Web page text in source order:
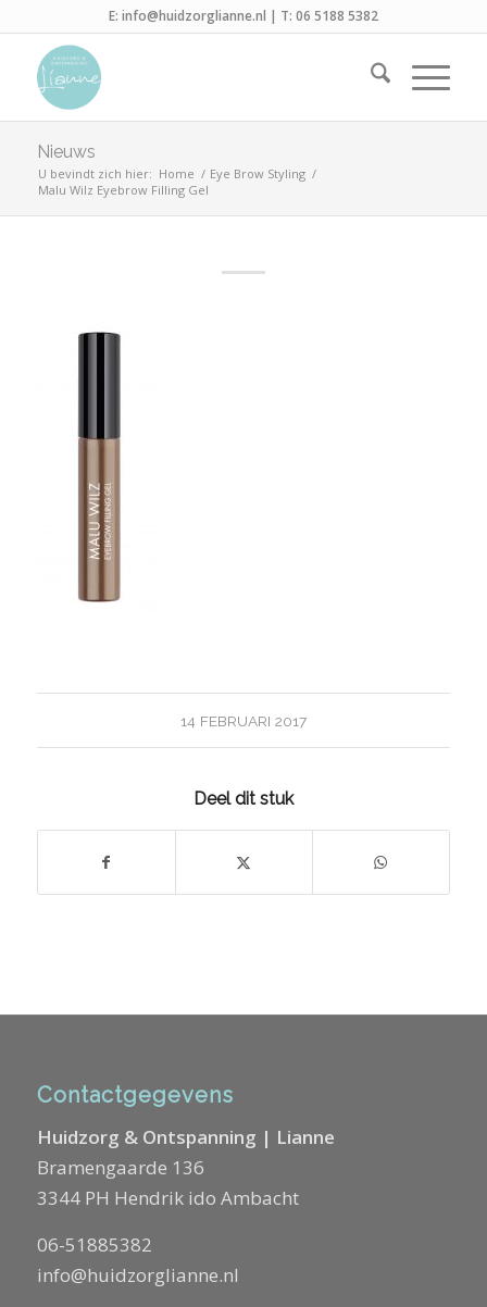
E: info@huidzorglianne.nl | T: 06 5188 5382
Nieuws
U bevindt zich hier: Home / Eye Brow Styling /
Malu Wilz Eyebrow Filling Gel
14 FEBRUARI 2017
Deel dit stuk
Contactgegevens
Huidzorg & Ontspanning | Lianne
Bramengaarde 136
3344 PH Hendrik ido Ambacht
06-51885382
info@huidzorglianne.nl